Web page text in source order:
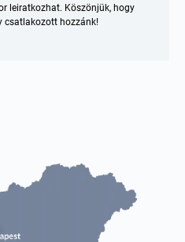
leiratkozhat. Köszönjük, hogy
csatlakozott hozzánk!